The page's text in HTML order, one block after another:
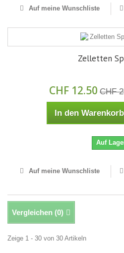
Auf meine Wunschliste
Zelletten
CHF 12.50 CHF
In den Warenkorb
Auf
Auf meine Wunschliste
Vergleichen (0)
Zeige 1 - 30 von 30 Artikeln